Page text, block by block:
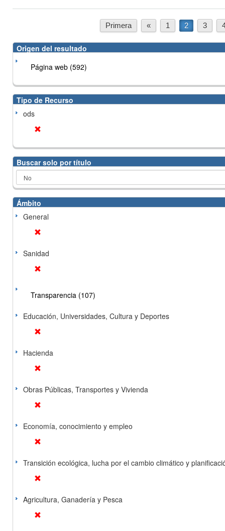
Primera « 1 2 3
Origen del resultado
Página web (592)
Tipo de Recurso
ods
Buscar solo por título
Ámbito
General
Sanidad
Transparencia (107)
Educación, Universidades, Cultura y Deportes
Hacienda
Obras Públicas, Transportes y Vivienda
Economía, conocimiento y empleo
Transición ecológica, lucha por el cambio climático y
Agricultura, Ganadería y Pesca